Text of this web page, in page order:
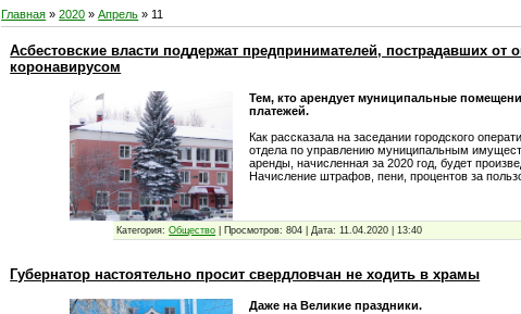
Главная »2020 » Апрель » 11
Асбестовские власти поддержат предпринимателей, пострадавших от
коронавирусом
Тем, кто арендует муниципальные
платежей.
Как рассказала на заседании городского
отдела по управлению муниципальным
аренды, начисленная за 2020 год, будет
Начисление штрафов, пени, процентов за
Категория: Общество Просмотров: 804 |Дата: 11.04.2020 |13:40
Губернатор настоятельно просит свердловчан не ходить в храмы
Даже на Великие праздники.